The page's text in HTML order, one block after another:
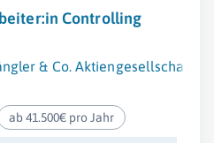
Controlling
& Co. Aktiengesellschaft
ab 41.500€ pro Jahr